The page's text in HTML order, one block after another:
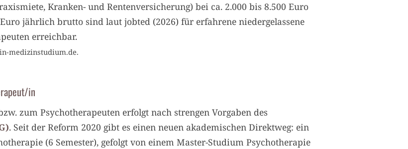
Kranken- und Rentenversicherung) bei ca. 2.000 bis 8.500 Euro
jährlich brutto sind laut jobted (2026) für erfahrene niedergelassene
erreichbar.
medizinstudium.de.
in
zum Psychotherapeuten erfolgt nach strengen Vorgaben des
. Seit der Reform 2020 gibt es einen neuen akademischen Direktweg: ein
(6 Semester), gefolgt von einem Master-Studium Psychotherapie